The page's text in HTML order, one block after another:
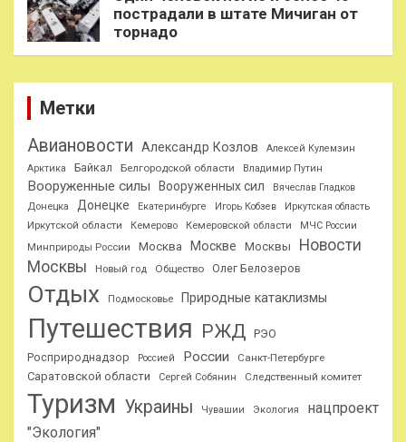
пострадали в штате Мичиган от
торнадо
Метки
Авиановости Александр Козлов
Алексей Кулемзин
Арктика
Байкал Белгородской области Владимир Путин
Вооруженные силы Вооруженных сил
Вячеслав Гладков
Донецка
Донецке Екатеринбурге Игорь Кобзев Иркутская область
Иркутской области Кемерово Кемеровской области
МЧС России
Минприроды России
Москва Москве Москвы
Новости
Москвы
Новый год Общество Олег Белозеров
Отдых Подмосковье Природные катаклизмы
Путешествия РЖД РЭО
Росприроднадзор
Россией России Санкт-Петербурге
Саратовской области Сергей Собянин Следственный комитет
Туризм Украины Чувашии Экология
нацпроект
"Экология"